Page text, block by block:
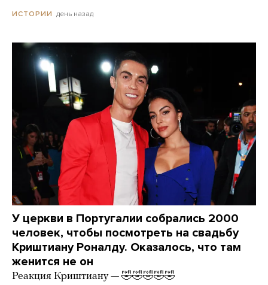
ИСТОРИИ день назад
У церкви в Португалии собрались 2000
человек, чтобы посмотреть на свадьбу
Криштиану Роналду. Оказалось, что там
женится не он
Реакция Криштиану — 🤣🤣🤣🤣🤣